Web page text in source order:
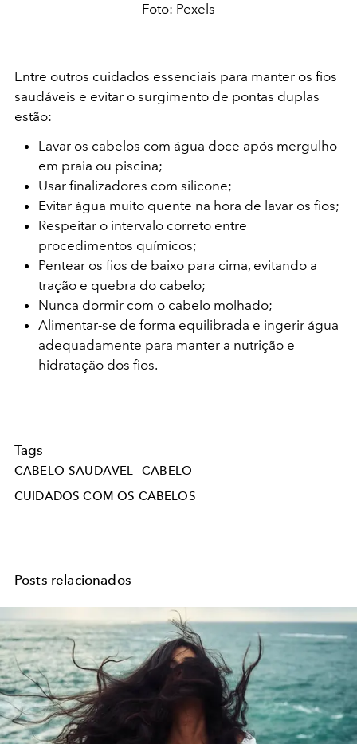
Foto: Pexels
Entre outros cuidados essenciais para manter os fios
saudáveis e evitar o surgimento de pontas duplas
estão:
Lavar os cabelos com água doce após mergulho
em praia ou piscina;
Usar finalizadores com silicone;
Evitar água muito quente na hora de lavar os fios;
Respeitar o intervalo correto entre
procedimentos químicos;
Pentear os fios de baixo para cima, evitando a
tração e quebra do cabelo;
Nunca dormir com o cabelo molhado;
Alimentar-se de forma equilibrada e ingerir água
adequadamente para manter a nutrição e
hidratação dos fios.
Tags
CABELO-SAUDAVEL
CABELO
CUIDADOS COM OS CABELOS
Posts relacionados